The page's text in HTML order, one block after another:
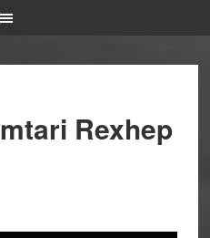
Rexhep